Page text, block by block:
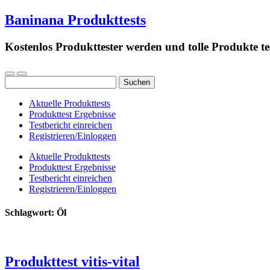
Baninana Produkttests
Kostenlos Produkttester werden und tolle Produkte
nach:
Aktuelle Produkttests
Produkttest Ergebnisse
Testbericht einreichen
Registrieren/Einloggen
Aktuelle Produkttests
Produkttest Ergebnisse
Testbericht einreichen
Registrieren/Einloggen
Schlagwort: Öl
Produkttest vitis-vital